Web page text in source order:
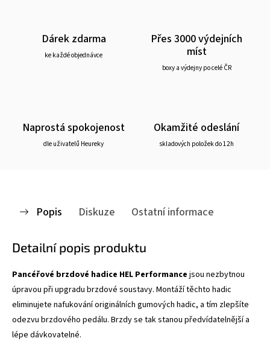
Dárek zdarma
ke každé objednávce
Přes 3000 výdejních
míst
boxy a výdejny po celé ČR
Naprostá spokojenost
dle uživatelů Heureky
Okamžité odeslání
skladových položek do 12h
Popis Diskuze Ostatní informace
Detailní popis produktu
Pancéřové brzdové hadice HEL Performance jsou nezbytnou
úpravou při upgradu brzdové soustavy. Montáží těchto hadic
eliminujete nafukování originálních gumových hadic, a tím zlepšíte
odezvu brzdového pedálu. Brzdy se tak stanou předvídatelnější a
lépe dávkovatelné.